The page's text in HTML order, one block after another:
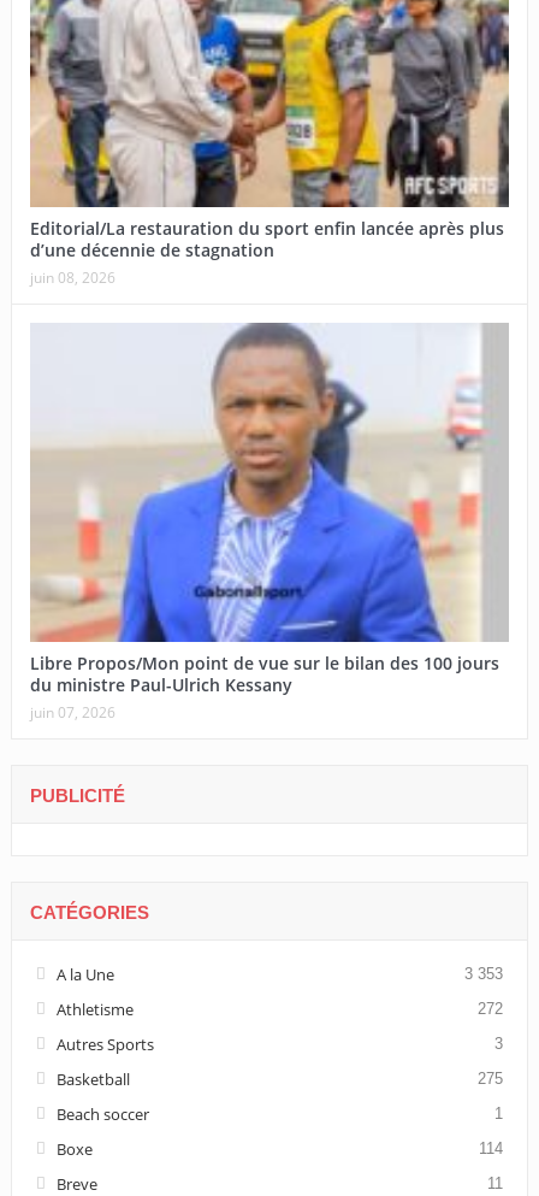
Editorial/La restauration du sport enfin lancée après plus
d’une décennie de stagnation
juin 08, 2026
Libre Propos/Mon point de vue sur le bilan des 100 jours
du ministre Paul-Ulrich Kessany
juin 07, 2026
PUBLICITÉ
CATÉGORIES
A la Une 3 353
Athletisme 272
Autres Sports 3
Basketball 275
Beach soccer 1
Boxe 114
Breve 11